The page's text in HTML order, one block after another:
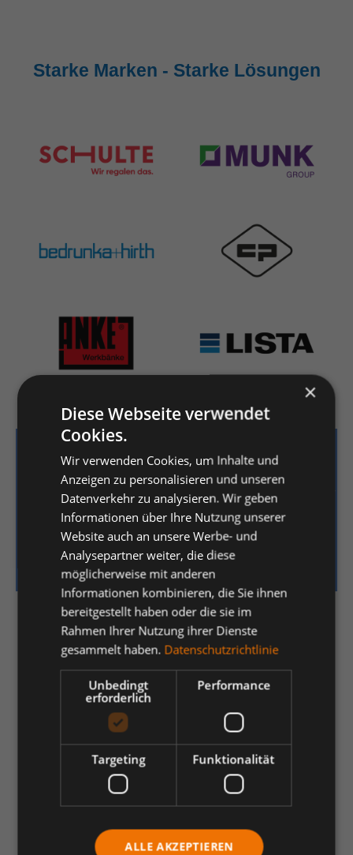
Starke Marken - Starke Lösungen
Jetzt Beratungstermin anfragen
Von der Planung bis zur schnellen Beschaffung unterstützen wir
Sie bei der Auswahl hochwertiger Betriebseinrichtungen für
strukturierte Arbeitsplätze, effiziente Prozesse und maximale
Produktivität.
Ansprechpartner
Vorname*
Nachname*
×
Diese Webseite verwendet
Cookies.
Wir verwenden Cookies, um Inhalte und
Anzeigen zu personalisieren und unseren
Datenverkehr zu analysieren. Wir geben
Informationen über Ihre Nutzung unserer
Website auch an unsere Werbe- und
Analysepartner weiter, die diese
möglicherweise mit anderen
Informationen kombinieren, die Sie ihnen
bereitgestellt haben oder die sie im
Rahmen Ihrer Nutzung ihrer Dienste
gesammelt haben. Datenschutzrichtlinie
Unbedingt
erforderlich
Performance
Targeting Funktionalität
ALLE AKZEPTIEREN